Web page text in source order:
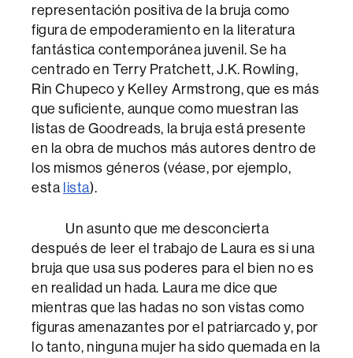
representación positiva de la bruja como
figura de empoderamiento en la literatura
fantástica contemporánea juvenil. Se ha
centrado en Terry Pratchett, J.K. Rowling,
Rin Chupeco y Kelley Armstrong, que es más
que suficiente, aunque como muestran las
listas de Goodreads, la bruja está presente
en la obra de muchos más autores dentro de
los mismos géneros (véase, por ejemplo,
esta lista).
Un asunto que me desconcierta
después de leer el trabajo de Laura es si una
bruja que usa sus poderes para el bien no es
en realidad un hada. Laura me dice que
mientras que las hadas no son vistas como
figuras amenazantes por el patriarcado y, por
lo tanto, ninguna mujer ha sido quemada en la